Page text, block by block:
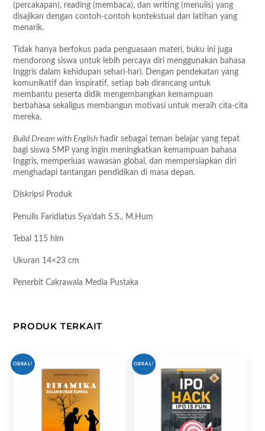
(percakapan), reading (membaca), dan writing (menulis) yang
disajikan dengan contoh-contoh kontekstual dan latihan yang
menarik.
Tidak hanya berfokus pada penguasaan materi, buku ini juga
mendorong siswa untuk lebih percaya diri menggunakan bahasa
Inggris dalam kehidupan sehari-hari. Dengan pendekatan yang
komunikatif dan inspiratif, setiap bab dirancang untuk
membantu peserta didik mengembangkan kemampuan
berbahasa sekaligus membangun motivasi untuk meraih cita-cita
mereka.
Build Dream with English hadir sebagai teman belajar yang tepat
bagi siswa SMP yang ingin meningkatkan kemampuan bahasa
Inggris, memperluas wawasan global, dan mempersiapkan diri
menghadapi tantangan pendidikan di masa depan.
Diskripsi Produk
Penulis Faridlatus Sya’dah S.S., M.Hum
Tebal 115 hlm
Ukuran 14×23 cm
Penerbit Cakrawala Media Pustaka
PRODUK TERKAIT
OBRAL! OBRAL!